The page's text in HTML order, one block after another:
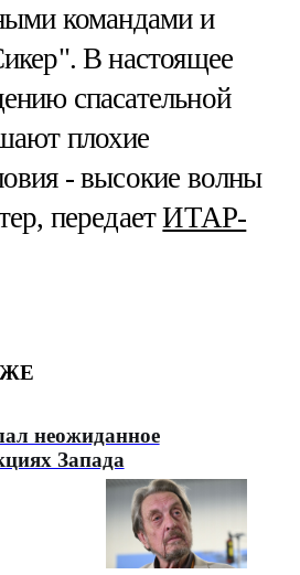
командами и
В настоящее
спасательной
плохие
- высокие волны
передаетИТАР-
неожиданное
Запада